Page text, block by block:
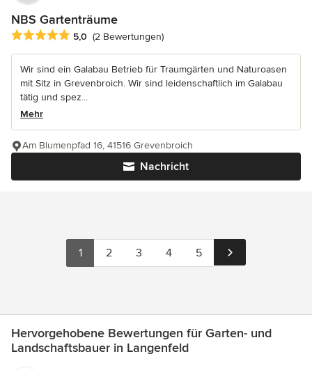
NBS Gartenträume
Durchschnittliche Bewertung: 5 von 5 Sternen
5,0 (2 Bewertungen)
Wir sind ein Galabau Betrieb für Traumgärten und Naturoasen
mit Sitz in Grevenbroich. Wir sind leidenschaftlich im Galabau
tätig und spez...
Mehr
Nachricht
Am Blumenpfad 16, 41516 Grevenbroich
1 2 3 4 5
Hervorgehobene Bewertungen für Garten- und
Landschaftsbauer in Langenfeld